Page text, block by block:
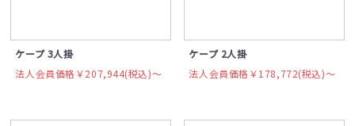
ケープ 3人掛
法人会員価格￥207,944(税込)〜
ケープ 2人掛
法人会員価格￥178,772(税込)〜